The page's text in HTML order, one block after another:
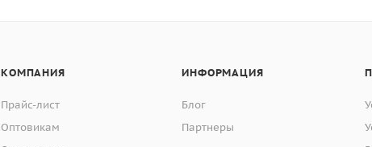
КОМПАНИЯ
Прайс-лист
Оптовикам
ИНФОРМАЦИЯ
Блог
Партнеры